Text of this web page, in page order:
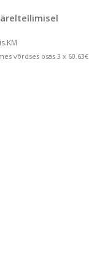
võrdses osas 3 x 60.63€